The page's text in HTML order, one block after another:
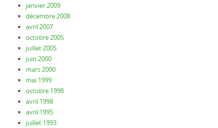
janvier 2009
décembre 2008
avril 2007
octobre 2005
juillet 2005
juin 2000
mars 2000
mai 1999
octobre 1998
avril 1998
avril 1995
juillet 1993